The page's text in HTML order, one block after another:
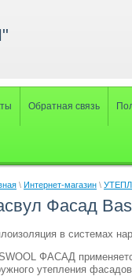
Обратная связь
\ Интернет-магазин \
Фасад
в системах
ФАСАД
утепления